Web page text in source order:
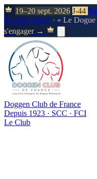
19–20 sept. 2026 J-44
Doggen Show · « Le
s'engager →
Doggen Club de France
Depuis 1923 · SCC · FCI
Le Club